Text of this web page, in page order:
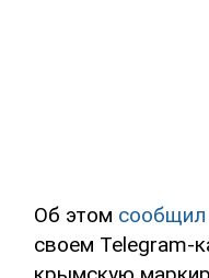
Об этом сообщил
своем Telegram-